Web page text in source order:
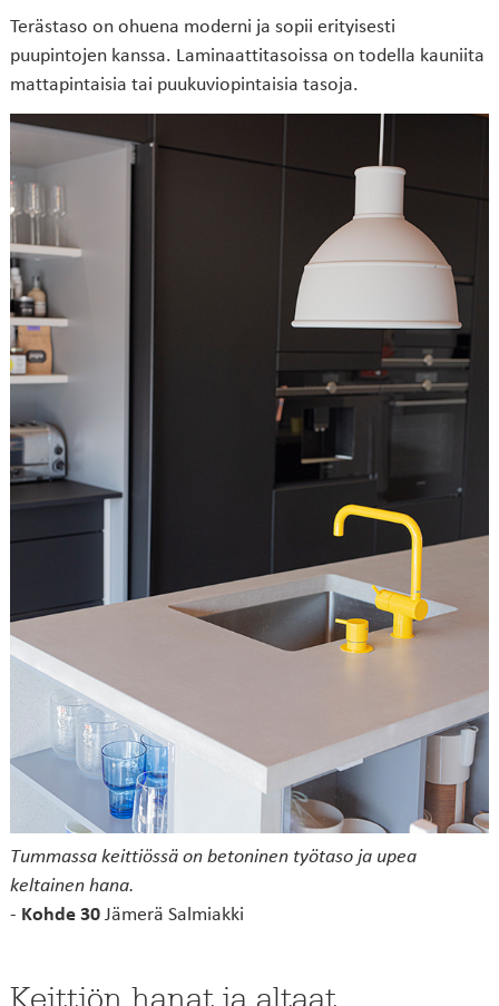
Terästaso on ohuena moderni ja sopii erityisesti
puupintojen kanssa. Laminaattitasoissa on todella kauniita
mattapintaisia tai puukuviopintaisia tasoja.
Tummassa keittiössä on betoninen työtaso ja upea
keltainen hana.
- Kohde 30Jämerä Salmiakki